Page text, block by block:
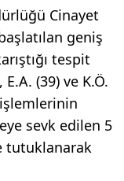
Cinayet
geniş
tespit
(39) ve K.Ö.
sevk edilen 5
tutuklanarak